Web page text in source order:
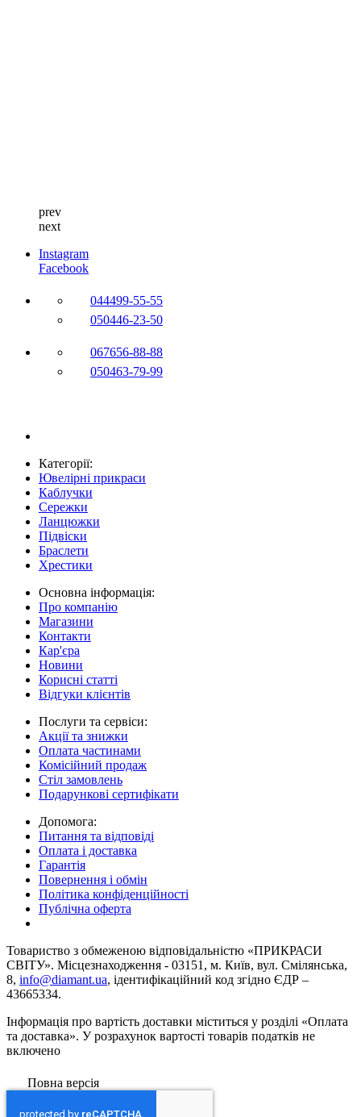
prev
next
Instagram
Facebook
044499-55-55
050446-23-50
067656-88-88
050463-79-99
Категорії:
Ювелірні прикраси
Каблучки
Сережки
Ланцюжки
Підвіски
Браслети
Хрестики
Основна інформація:
Про компанію
Магазини
Контакти
Кар'єра
Новини
Корисні статті
Відгуки клієнтів
Послуги та сервіси:
Акції та знижки
Оплата частинами
Комісійний продаж
Стіл замовлень
Подарункові сертифікати
Допомога:
Питання та відповіді
Оплата і доставка
Гарантія
Повернення і обмін
Політика конфіденційності
Публічна оферта
Товариство з обмеженою вiдповiдальнiстю «ПРИКРАСИ
СВІТУ». Місцезнаходження - 03151, м. Київ, вул. Смілянська,
8, info@diamant.ua, ідентифікаційний код згідно ЄДР –
43665334.
Інформація про вартість доставки міститься у розділі «Оплата
та доставка». У розрахунок вартості товарів податків не
включено
Повна версія